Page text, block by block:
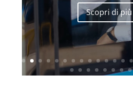
Scopri di più